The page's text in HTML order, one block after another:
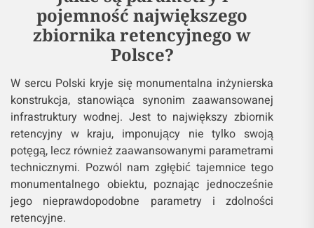
pojemność największego
zbiornika retencyjnego w
Polsce?
W sercu Polski kryje się monumentalna inżynierska
konstrukcja, stanowiąca synonim zaawansowanej
infrastruktury wodnej. Jest to największy zbiornik
retencyjny w kraju, imponujący nie tylko swoją
potęgą, lecz również zaawansowanymi parametrami
technicznymi. Pozwól nam zgłębić tajemnice tego
monumentalnego obiektu, poznając jednocześnie
jego nieprawdopodobne parametry i zdolności
retencyjne.